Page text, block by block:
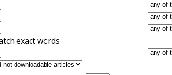
exact words